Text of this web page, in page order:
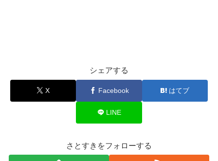
シェアする
X Facebook はてブ
LINE
さとすきをフォローする